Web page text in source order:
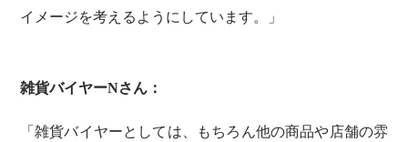
イメージを考えるようにしています。」
雑貨バイヤーNさん：
「雑貨バイヤーとしては、もちろん他の商品や店舗の雰